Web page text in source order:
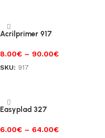
Acrilprimer 917
8.00€ – 90.00€
SKU: 917
Easyplad 327
6.00€ – 64.00€